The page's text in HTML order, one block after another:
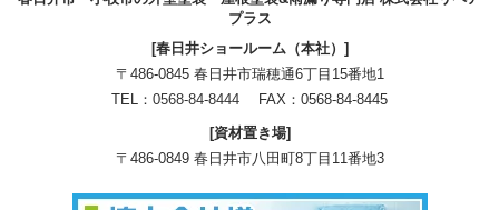
プラス
[春日井ショールーム（本社）]
〒486-0845 春日井市瑞穂通6丁目15番地1
TEL： 0568-84-8444 FAX：0568-84-8445
[資材置き場]
〒486-0849 春日井市八田町8丁目11番地3